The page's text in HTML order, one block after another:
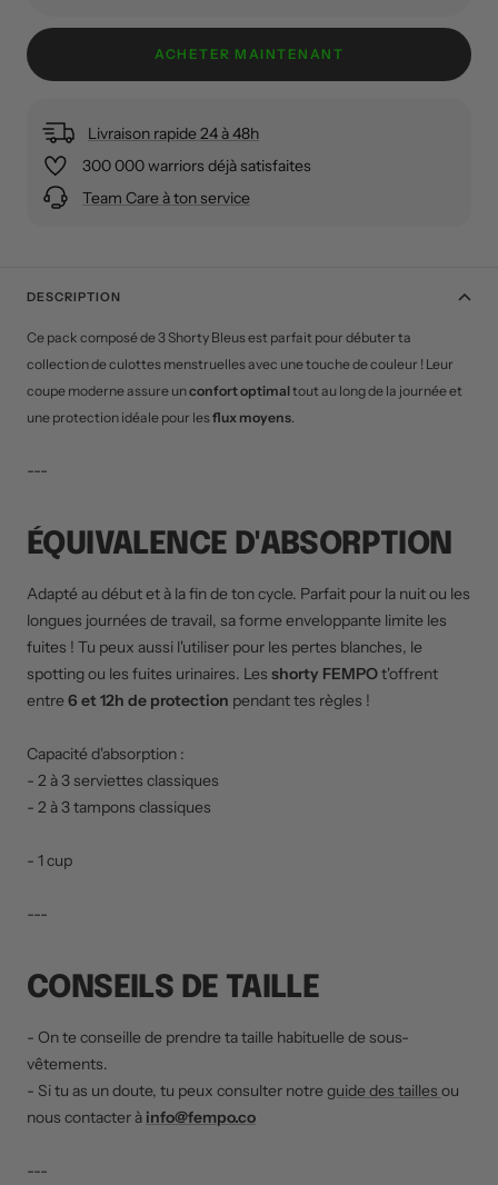
ACHETER MAINTENANT
Livraison rapide 24 à 48h
300 000 warriors déjà satisfaites
Team Care à ton service
DESCRIPTION
Ce pack composé de 3 Shorty Bleus est parfait pour débuter ta
collection de culottes menstruelles avec une touche de couleur ! Leur
coupe moderne assure unconfort optimaltout au long de la journée et
une protection idéale pour lesflux moyens.
---
ÉQUIVALENCE D'ABSORPTION
Adapté au début et à la fin de ton cycle. Parfait pour la nuit ou les
longues journées de travail, sa forme enveloppante limite les
fuites ! Tu peux aussi l'utiliser pour les pertes blanches, le
spotting ou les fuites urinaires. Les shorty FEMPOt'offrent
entre 6 et 12h de protection pendant tes règles !
Capacité d'absorption :
- 2 à 3 serviettes classiques
- 2 à 3 tampons classiques
- 1 cup
---
CONSEILS DE TAILLE
- On te conseille de prendre ta taille habituelle de sous-
vêtements.
- Si tu as un doute, tu peux consulter notre guide des tailles ou
nous contacter à info@fempo.co
---